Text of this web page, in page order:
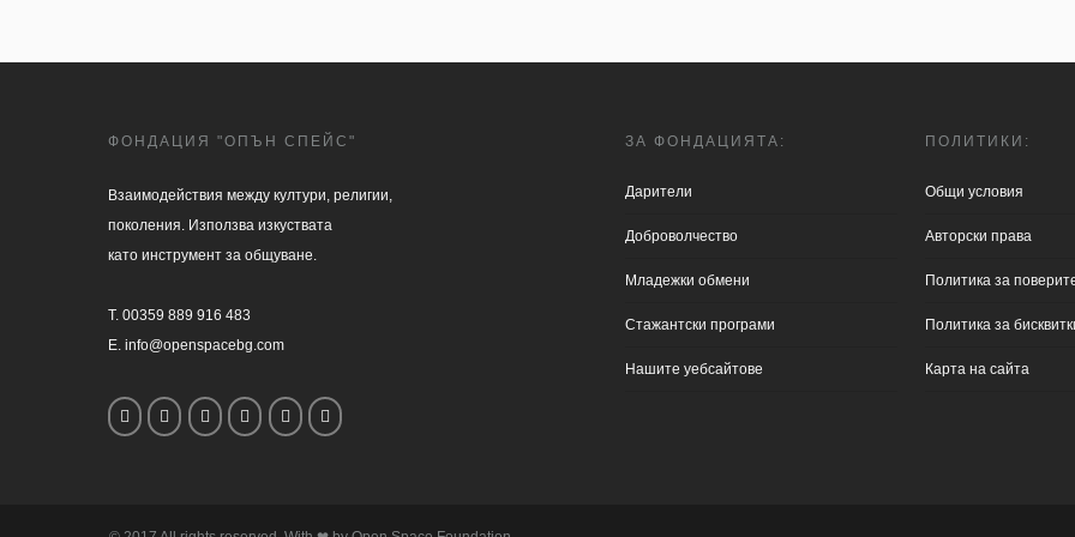
ФОНДАЦИЯ "ОПЪН СПЕЙС"
Взаимодействия между култури, религии,
поколения. Използва изкуствата
като инструмент за общуване.
T. 00359 889 916 483
E. info@openspacebg.com
ЗА ФОНДАЦИЯТА:
Дарители
Доброволчество
Младежки обмени
Стажантски програми
Нашите уебсайтове
ПОЛИТИКИ:
Общи условия
Aвторски права
Политика за
Политика за
Карта на сайта